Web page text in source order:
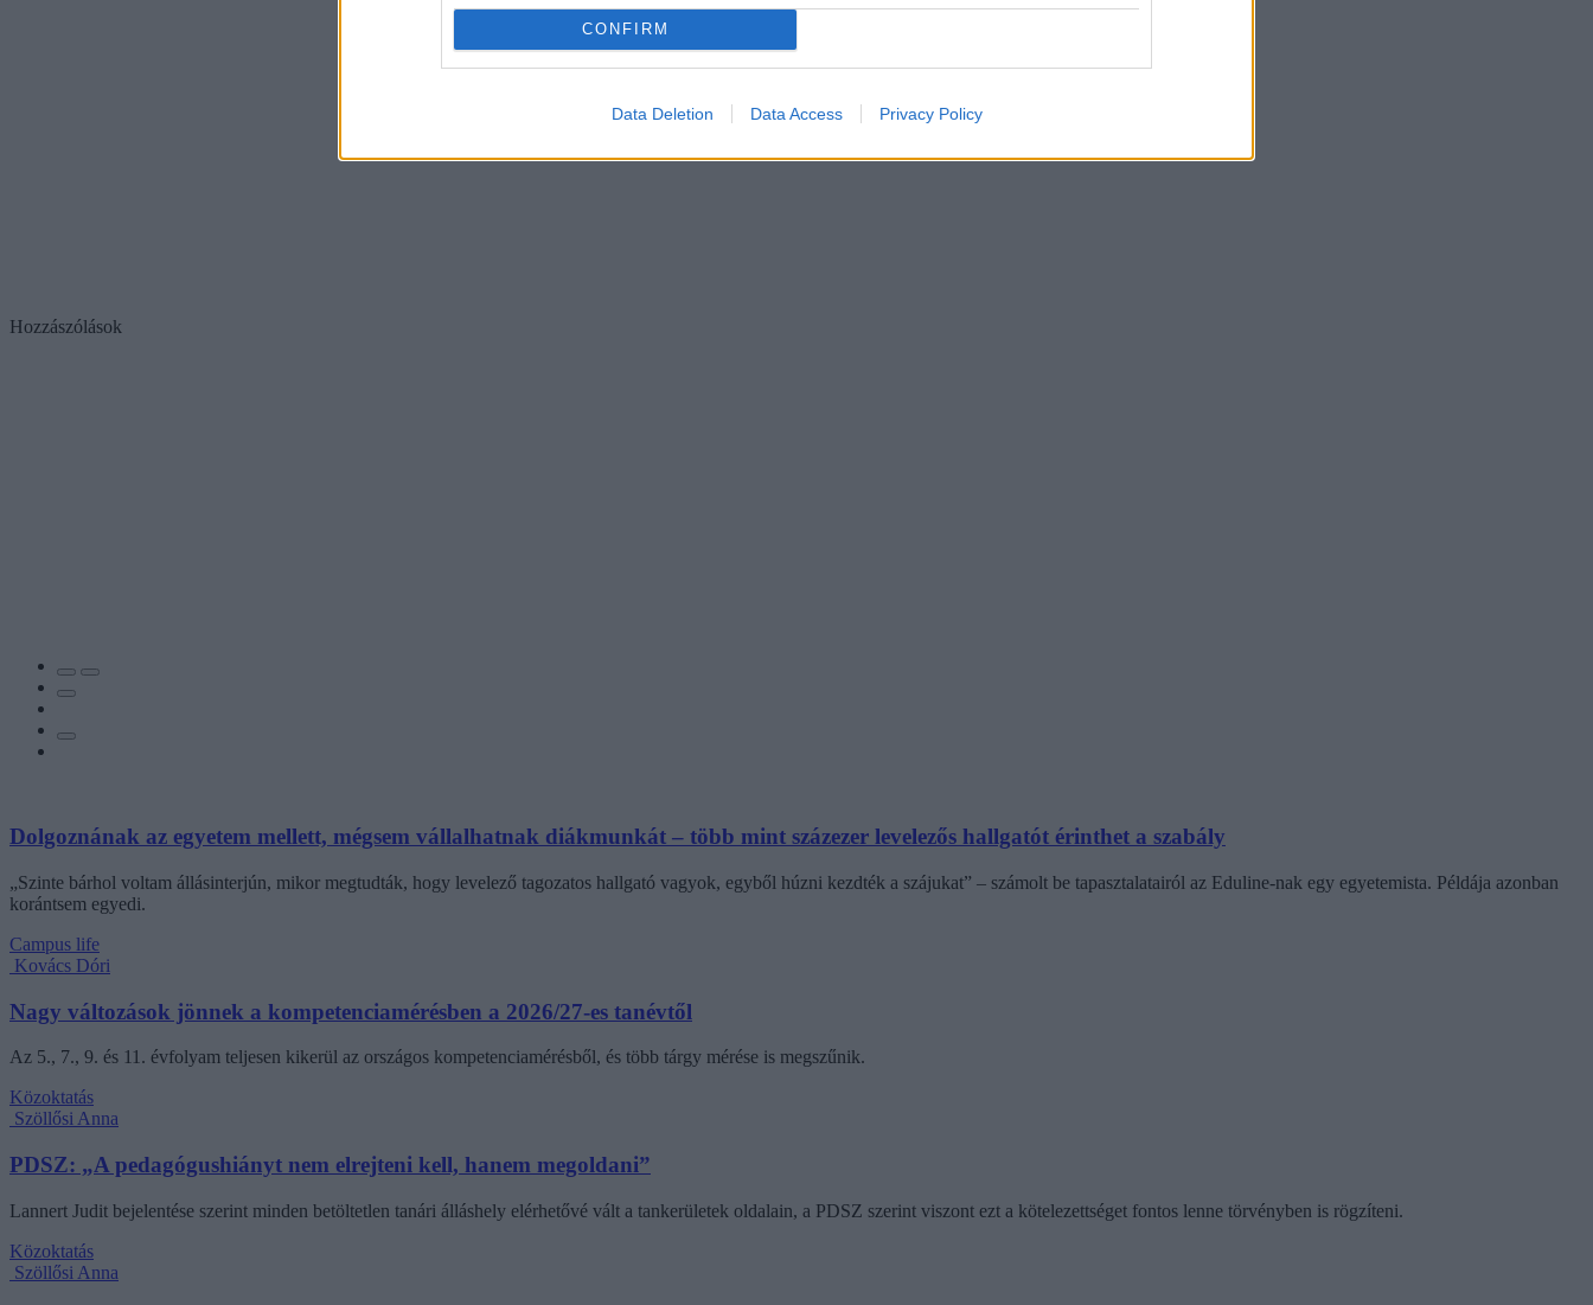
CONFIRM
Data Deletion Data Access Privacy Policy
Hozzászólások
Dolgoznának az egyetem mellett, mégsem vállalhatnak diákmunkát – több mint százezer levelezős hallgatót érinthet a szabály
„Szinte bárhol voltam állásinterjún, mikor megtudták, hogy levelező tagozatos hallgató vagyok, egyből húzni kezdték a szájukat” – számolt be tapasztalatairól az Eduline-nak egy egyetemista. Példája azonban
korántsem egyedi.
Campus life
Kovács Dóri
Nagy változások jönnek a kompetenciamérésben a 2026/27-es tanévtől
Az 5., 7., 9. és 11. évfolyam teljesen kikerül az országos kompetenciamérésből, és több tárgy mérése is megszűnik.
Közoktatás
Szöllősi Anna
PDSZ: „A pedagógushiányt nem elrejteni kell, hanem megoldani”
Lannert Judit bejelentése szerint minden betöltetlen tanári álláshely elérhetővé vált a tankerületek oldalain, a PDSZ szerint viszont ezt a kötelezettséget fontos lenne törvényben is rögzíteni.
Közoktatás
Szöllősi Anna